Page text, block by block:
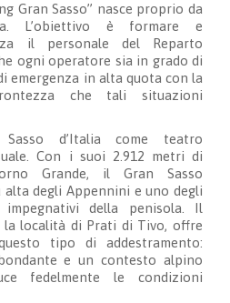
Gran Sasso” nasce proprio da
L’obiettivo è formare e
il personale del Reparto
ogni operatore sia in grado di
emergenza in alta quota con la
che tali situazioni
d’Italia come teatro
Con i suoi 2.912 metri di
Grande, il Gran Sasso
degli Appennini e uno degli
della penisola. Il
la località di Prati di Tivo, offre
tipo di addestramento:
e un contesto alpino
fedelmente le condizioni